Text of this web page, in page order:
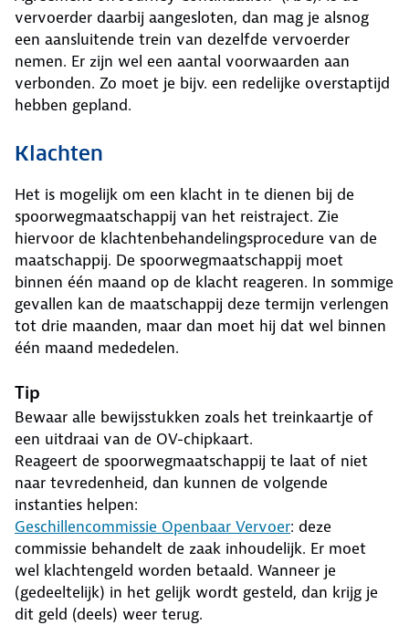
vervoerder daarbij aangesloten, dan mag je alsnog
een aansluitende trein van dezelfde vervoerder
nemen. Er zijn wel een aantal voorwaarden aan
verbonden. Zo moet je bijv. een redelijke overstaptijd
hebben gepland.
Klachten
Het is mogelijk om een klacht in te dienen bij de
spoorwegmaatschappij van het reistraject. Zie
hiervoor de klachtenbehandelingsprocedure van de
maatschappij. De spoorwegmaatschappij moet
binnen één maand op de klacht reageren. In sommige
gevallen kan de maatschappij deze termijn verlengen
tot drie maanden, maar dan moet hij dat wel binnen
één maand mededelen.
Tip
Bewaar alle bewijsstukken zoals het treinkaartje of
een uitdraai van de OV-chipkaart.
Reageert de spoorwegmaatschappij te laat of niet
naar tevredenheid, dan kunnen de volgende
instanties helpen:
Geschillencommissie Openbaar Vervoer: deze
commissie behandelt de zaak inhoudelijk. Er moet
wel klachtengeld worden betaald. Wanneer je
(gedeeltelijk) in het gelijk wordt gesteld, dan krijg je
dit geld (deels) weer terug.